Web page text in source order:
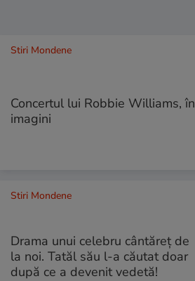
Stiri Mondene
Concertul lui Robbie Williams, în
imagini
Stiri Mondene
Drama unui celebru cântăreț de
la noi. Tatăl său l-a căutat doar
după ce a devenit vedetă!